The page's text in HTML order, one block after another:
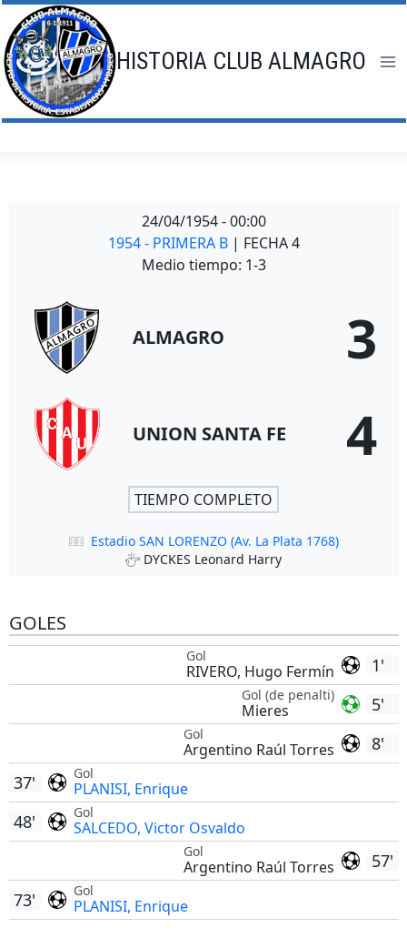
Saltar
al
contenido
HISTORIA CLUB ALMAGRO
24/04/1954 - 00:00
1954 - PRIMERA B | FECHA 4
Medio tiempo: 1-3
ALMAGRO 3
UNION SANTA FE 4
TIEMPO COMPLETO
Estadio SAN LORENZO (Av. La Plata 1768)
DYCKES Leonard Harry
GOLES
1'
Gol
RIVERO, Hugo Fermín
5'
Gol (de penalti)
Mieres
8'
Gol
Argentino Raúl Torres
Gol
PLANISI, Enrique
37'
Gol
SALCEDO, Victor Osvaldo
48'
57'
Gol
Argentino Raúl Torres
Gol
PLANISI, Enrique
73'